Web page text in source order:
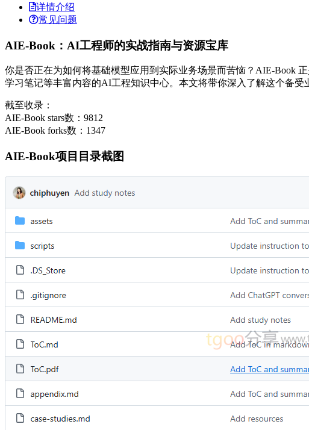
详情介绍
常见问题
AIE-Book：AI工程师的实战指南与资源宝库
你是否正在为如何将基础模型应用到实际业务场景而苦恼？AIE-Book
学习笔记等丰富内容的AI工程知识中心。本文将带你深入了解这个备受
截至收录：
AIE-Book stars数：9812
AIE-Book forks数：1347
AIE-Book项目目录截图